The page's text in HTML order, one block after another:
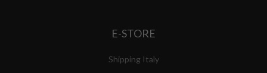
E-STORE
Shipping Italy